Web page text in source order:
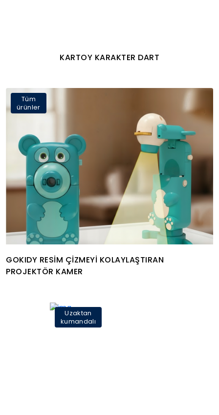
KARTOY KARAKTER DART
Tüm
ürünler
GOKIDY RESİM ÇİZMEYİ KOLAYLAŞTIRAN
PROJEKTÖR KAMER
Uzaktan
kumandalı